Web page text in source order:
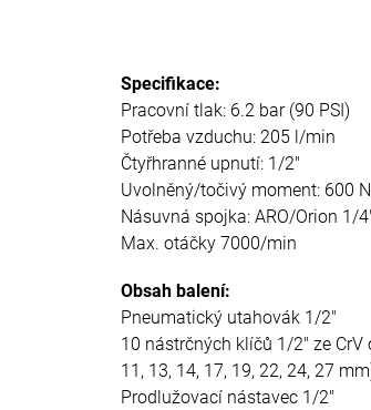
Specifikace:
Pracovní tlak: 6.2 bar (90 PSI)
Potřeba vzduchu: 205 l/min
Čtyřhranné upnutí: 1/2"
Uvolněný/točivý moment: 600
Násuvná spojka: ARO/Orion 1/
Max. otáčky 7000/min
Obsah balení:
Pneumatický utahovák 1/2"
10 nástrčných klíčů 1/2" ze CrV
11, 13, 14, 17, 19, 22, 24, 27
Prodlužovací nástavec 1/2"